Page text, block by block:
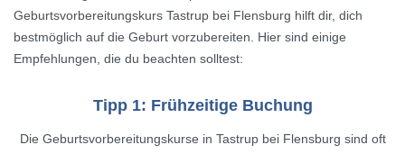
Geburtsvorbereitungskurs Tastrup bei Flensburg hilft dir, dich
bestmöglich auf die Geburt vorzubereiten. Hier sind einige
Empfehlungen, die du beachten solltest:
Tipp 1: Frühzeitige Buchung
Die Geburtsvorbereitungskurse in Tastrup bei Flensburg sind oft